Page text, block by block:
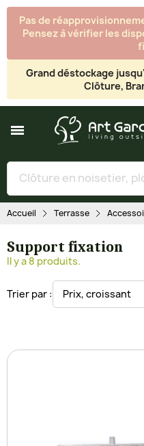
Pas de
Pensez à vérifier les
Grand déstockage
Clôture,
Accueil Terrasse
Support fixation
Il y a 8 produits.
Trier par :